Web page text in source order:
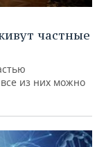
частные
из них можно